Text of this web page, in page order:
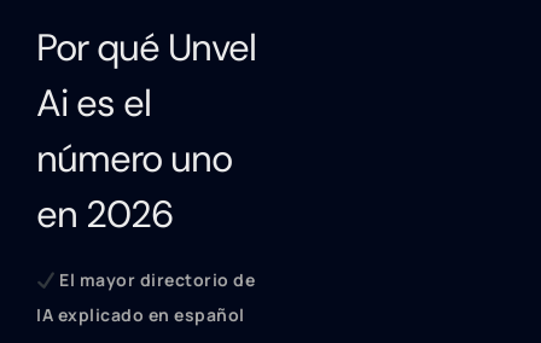
Por qué Unvel
Ai es el
número uno
en 2026
El mayor directorio de
IA explicado en español